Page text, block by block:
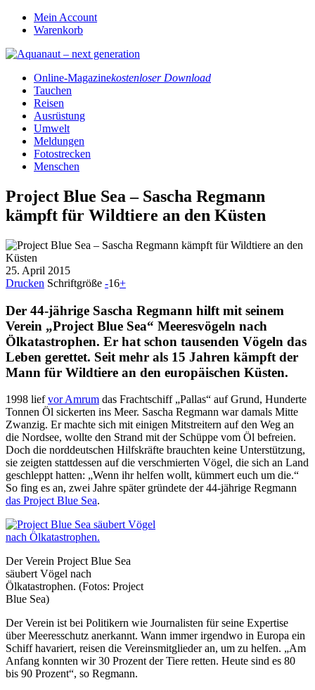
Mein Account
Warenkorb
Online-Magazinekostenloser Download
Tauchen
Reisen
Ausrüstung
Umwelt
Meldungen
Fotostrecken
Menschen
Project Blue Sea – Sascha Regmann
kämpft für Wildtiere an den Küsten
25. April 2015
Drucken Schriftgröße -16+
Der 44-jährige Sascha Regmann hilft mit seinem
Verein „Project Blue Sea“ Meeresvögeln nach
Ölkatastrophen. Er hat schon tausenden Vögeln das
Leben gerettet. Seit mehr als 15 Jahren kämpft der
Mann für Wildtiere an den europäischen Küsten.
1998 liefvor Amrum das Frachtschiff „Pallas“ auf Grund, Hunderte
Tonnen Öl sickerten ins Meer. Sascha Regmann war damals Mitte
Zwanzig. Er machte sich mit einigen Mitstreitern auf den Weg an
die Nordsee, wollte den Strand mit der Schüppe vom Öl befreien.
Doch die norddeutschen Hilfskräfte brauchten keine Unterstützung,
sie zeigten stattdessen auf die verschmierten Vögel, die sich an Land
geschleppt hatten: „Wenn ihr helfen wollt, kümmert euch um die.“
So fing es an, zwei Jahre später gründete der 44-jährige Regmann
das Project Blue Sea.
Der Verein Project Blue Sea
säubert Vögel nach
Ölkatastrophen. (Fotos: Project
Blue Sea)
Der Verein ist bei Politikern wie Journalisten für seine Expertise
über Meeresschutz anerkannt. Wann immer irgendwo in Europa ein
Schiff havariert, reisen die Vereinsmitglieder an, um zu helfen. „Am
Anfang konnten wir 30 Prozent der Tiere retten. Heute sind es 80
bis 90 Prozent“, so Regmann.